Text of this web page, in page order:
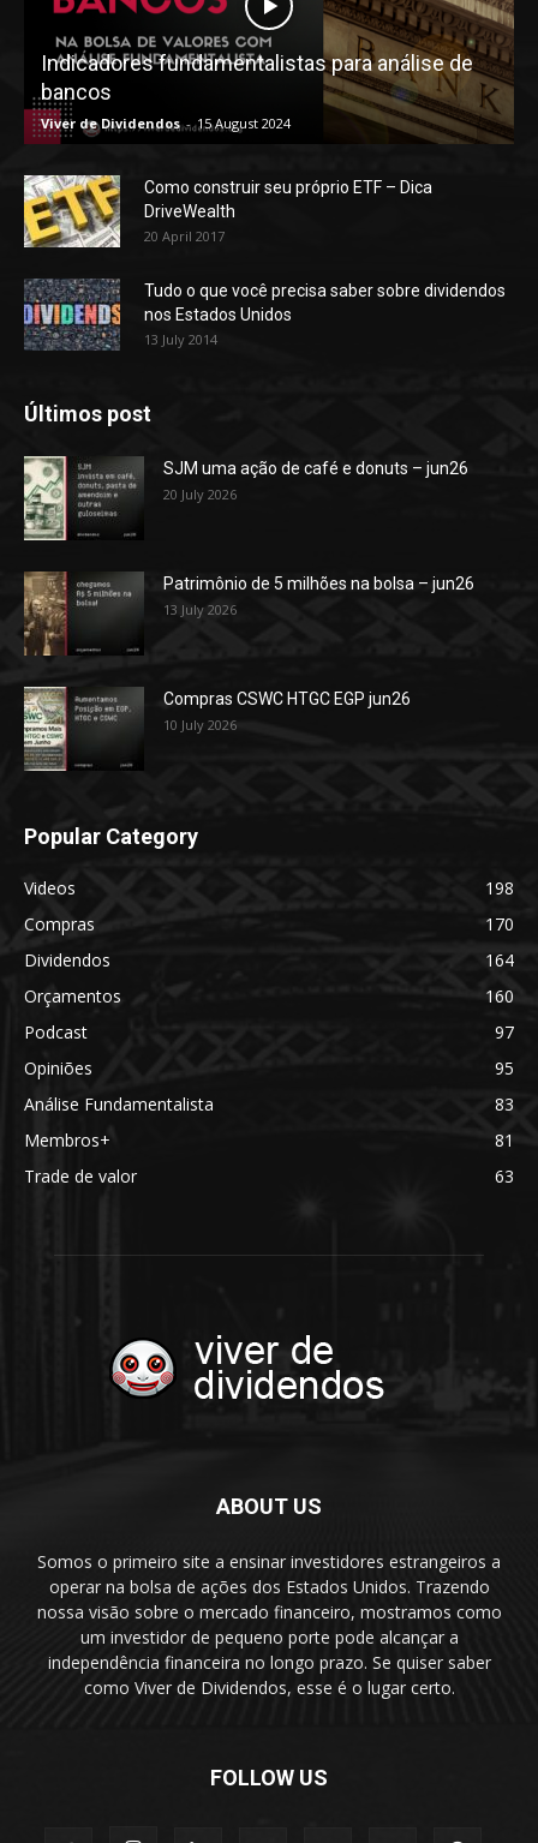
Indicadores fundamentalistas para análise de
bancos
Viver de Dividendos - 15 August 2024
Como construir seu próprio ETF – Dica
DriveWealth
20 April 2017
Tudo o que você precisa saber sobre dividendos
nos Estados Unidos
13 July 2014
Últimos post
SJM uma ação de café e donuts – jun26
20 July 2026
Patrimônio de 5 milhões na bolsa – jun26
13 July 2026
Compras CSWC HTGC EGP jun26
10 July 2026
Popular Category
Videos
198
Compras
170
Dividendos
164
Orçamentos
160
Podcast
97
Opiniões
95
Análise Fundamentalista
83
Membros+
81
Trade de valor
63
ABOUT US
Somos o primeiro site a ensinar investidores estrangeiros a
operar na bolsa de ações dos Estados Unidos. Trazendo
nossa visão sobre o mercado financeiro, mostramos como
um investidor de pequeno porte pode alcançar a
independência financeira no longo prazo. Se quiser saber
como Viver de Dividendos, esse é o lugar certo.
FOLLOW US